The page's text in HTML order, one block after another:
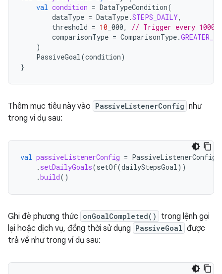
val condition = DataTypeCondition(
dataType = DataType.STEPS_DAILY,
threshold = 10 _000,
// Trigger every 10000
comparisonType = ComparisonType.
)
PassiveGoal(condition)
}
Thêm mục tiêu này vào PassiveListenerConfig như
trong ví dụ sau:
val passiveListenerConfig = PassiveListenerConfig
. setDailyGoals(setOf(dailyStepsGoal))
.build()
Ghi đè phương thức onGoalCompleted()
trong lệnh gọi
lại hoặc dịch vụ, đồng thời sử dụng PassiveGoal được
trả về như trong ví dụ sau: